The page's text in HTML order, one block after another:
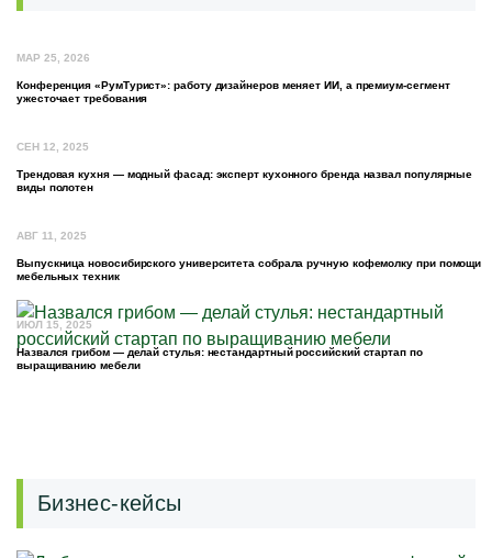
МАР 25, 2026
Конференция «РумТурист»: работу дизайнеров меняет ИИ, а премиум-сегмент
ужесточает требования
СЕН 12, 2025
Трендовая кухня — модный фасад: эксперт кухонного бренда назвал популярные
виды полотен
АВГ 11, 2025
Выпускница новосибирского университета собрала ручную кофемолку при помощи
мебельных техник
ИЮЛ 15, 2025
Назвался грибом — делай стулья: нестандартный российский стартап по
выращиванию мебели
Бизнес-кейсы